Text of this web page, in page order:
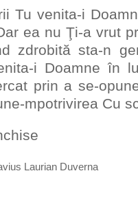
Tu venita-i
ea nu Ţi-a vrut
zdrobită sta-n
i Doamne în
prin a se-
mpotrivirea Cu
Respingerii
Laurian Duverna